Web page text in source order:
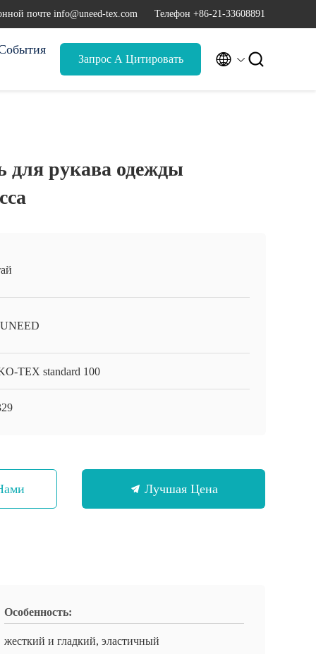
почте info@uneed-tex.com Телефон +86-21-33608891
Запрос А Цитировать  
рукава одежды
TEX standard 100
Лучшая Цена
Особенность:
жесткий и гладкий, эластичный